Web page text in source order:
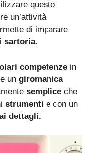
questo
un’attività
di imparare
sartoria.
competenze in
un giromanica
semplice che
strumenti e con un
dettagli.